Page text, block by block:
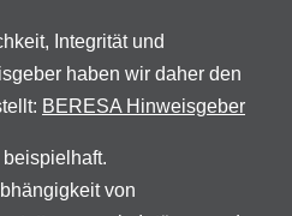
Integrität und
haben wir daher den
BERESA Hinweisgeber
von